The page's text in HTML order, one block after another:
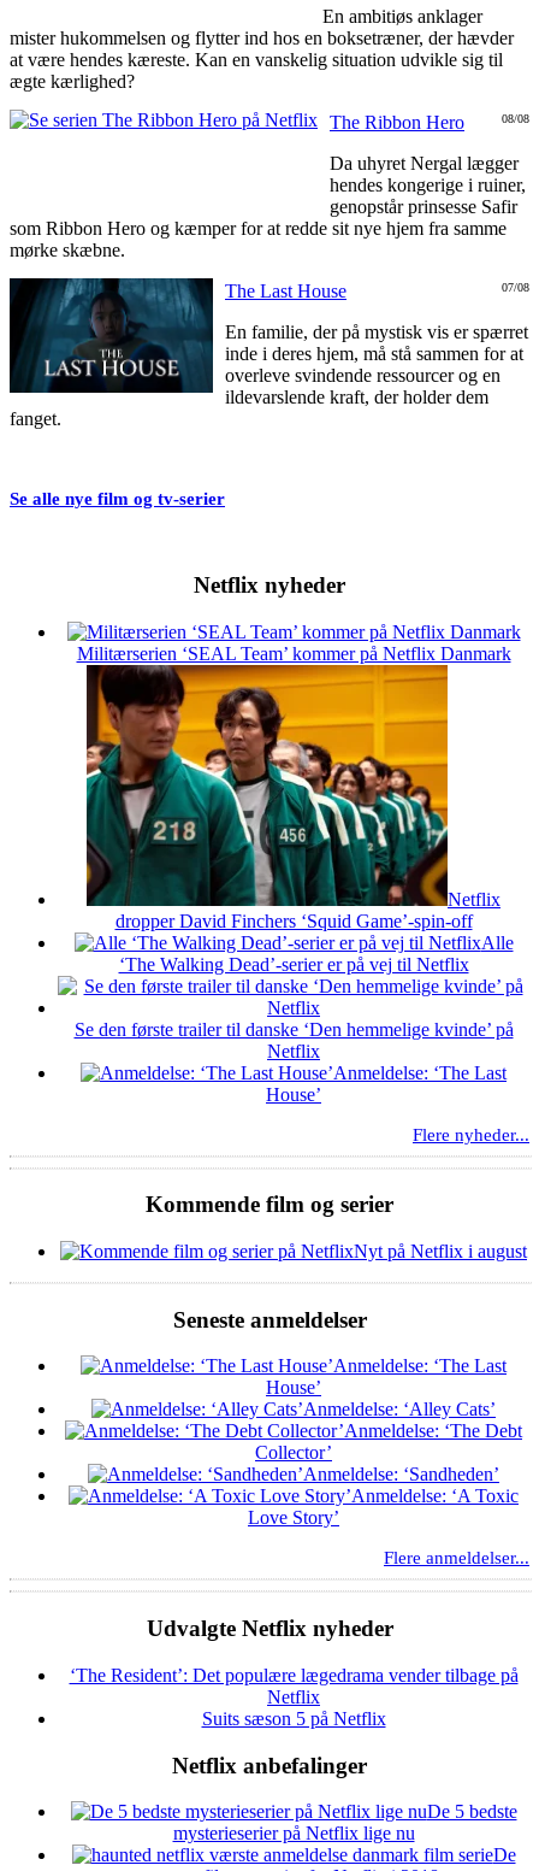
En ambitiøs anklager
mister hukommelsen og flytter ind hos en boksetræner, der hævder
at være hendes kæreste. Kan en vanskelig situation udvikle sig til
ægte kærlighed?
08/08
The Ribbon Hero
Da uhyret Nergal lægger
hendes kongerige i ruiner,
genopstår prinsesse Safir
som Ribbon Hero og kæmper for at redde sit nye hjem fra samme
mørke skæbne.
07/08
The Last House
En familie, der på mystisk vis er spærret
inde i deres hjem, må stå sammen for at
overleve svindende ressourcer og en
ildevarslende kraft, der holder dem
fanget.
Se alle nye film og tv-serier
Netflix nyheder
Militærserien ‘SEAL Team’ kommer på Netflix Danmark
Netflix
dropper David Finchers ‘Squid Game’-spin-off
Alle
‘The Walking Dead’-serier er på vej til Netflix
Se den første trailer til danske ‘Den hemmelige kvinde’ på
Netflix
Anmeldelse: ‘The Last
House’
Flere nyheder...
Kommende film og serier
Nyt på Netflix i august
Seneste anmeldelser
Anmeldelse: ‘The Last
House’
Anmeldelse: ‘Alley Cats’
Anmeldelse: ‘The Debt
Collector’
Anmeldelse: ‘Sandheden’
Anmeldelse: ‘A Toxic
Love Story’
Flere anmeldelser...
Udvalgte Netflix nyheder
‘The Resident’: Det populære lægedrama vender tilbage på
Netflix
Suits sæson 5 på Netflix
Netflix anbefalinger
De 5 bedste
mysterieserier på Netflix lige nu
De